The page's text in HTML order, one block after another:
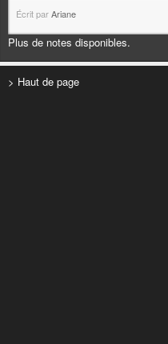
Écrit parAriane
Plus de notes disponibles.
> Haut de page